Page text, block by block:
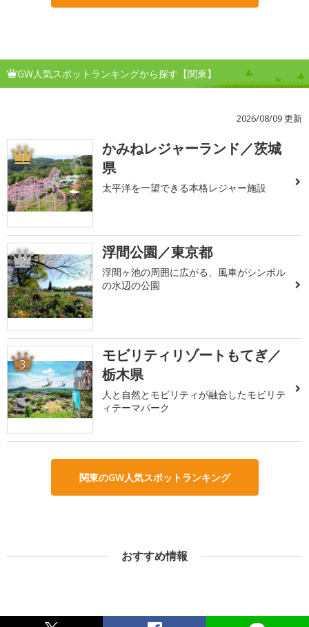
GW人気スポットランキングから探す【関東】
2026/08/09 更新
1
かみねレジャーランド／茨城
県
太平洋を一望できる本格レジャー施設
2 浮間公園／東京都
浮間ヶ池の周囲に広がる、風車がシンボル
の水辺の公園
3
モビリティリゾートもてぎ／
栃木県
人と自然とモビリティが融合したモビリテ
ィテーマパーク
関東のGW人気スポットランキング
おすすめ情報